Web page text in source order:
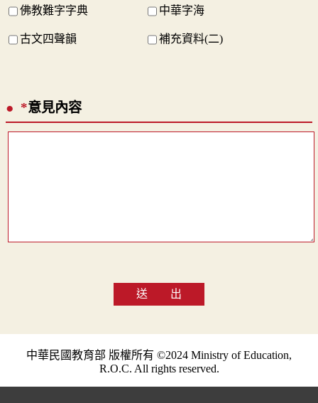
佛教難字字典 中華字海
古文四聲韻 補充資料(二)
*意見內容
送 出
中華民國教育部 版權所有 ©2024 Ministry of Education,
R.O.C. All rights reserved.